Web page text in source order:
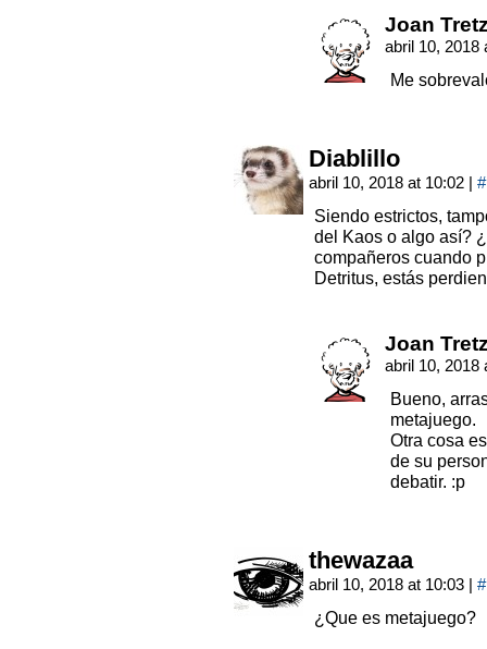
Joan
abril 10, 2018
Me
Diablillo
abril 10, 2018 at 10:02 | #
Siendo estrictos,
del Kaos o algo así?
compañeros cuando
Detritus, estás
Joan
abril 10, 2018
Bueno,
metajuego.
Otra cosa
de su
debatir. :p
thewazaa
abril 10, 2018 at 10:03 | #
¿Que es metajuego?